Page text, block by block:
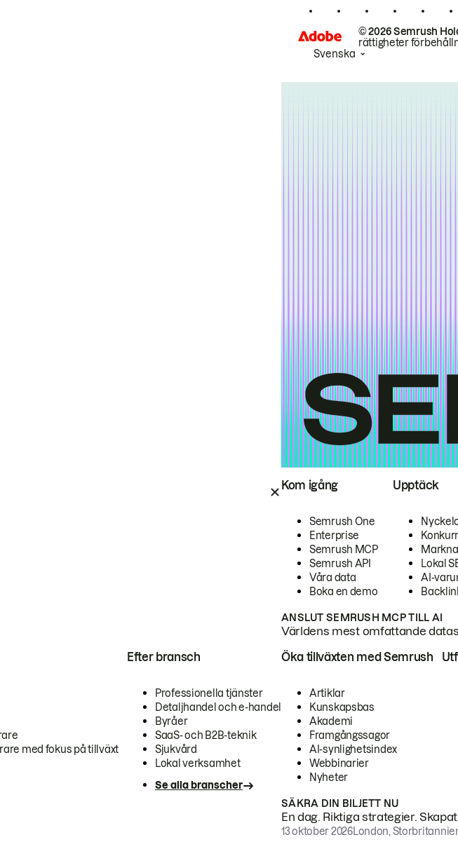
Kom igång
Semrush One
Enterprise
Semrush MCP
Semrush API
Våra data
Boka en demo
Upptäck
Lokal
AI-
ANSLUT SEMRUSH MCP TILL AI
Världens mest omfattande
med fokus på tillväxt
Efter bransch
Professionella tjänster
Detaljhandel och e-handel
Byråer
SaaS- och B2B-teknik
Sjukvård
Lokal verksamhet
Se alla branscher
Öka tillväxten med Semrush
Artiklar
Kunskapsbas
Akademi
Framgångssagor
AI-synlighetsindex
Webbinarier
Nyheter
SÄKRA DIN BILJETT NU
En dag. Riktiga strategier.
13 oktober 2026London,
© 2026 Semrush
rättigheter
Svenska